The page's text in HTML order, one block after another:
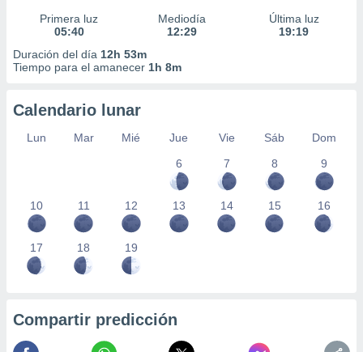
Primera luz
05:40
Mediodía
12:29
Última luz
19:19
Duración del día 12h 53m
Tiempo para el amanecer 1h 8m
Calendario lunar
Lun Mar Mié Jue Vie Sáb
Dom
6
7 8 9
10 11 12 13 14 15 16
17 18 19
Compartir predicción